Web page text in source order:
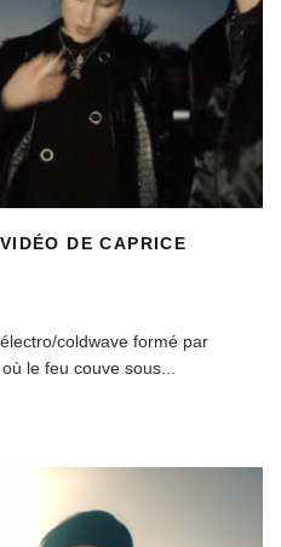
DE CAPRICE
coldwave formé par
le feu couve sous